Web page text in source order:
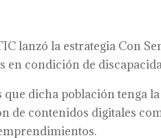
lanzó la estrategia Con
en condición de
que dicha población tenga
de contenidos digitales